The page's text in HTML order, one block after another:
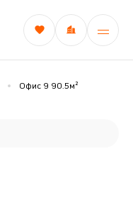
Офис 9 90.5м²